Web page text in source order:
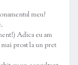
meu?
Adica eu am
mai prost la un pret